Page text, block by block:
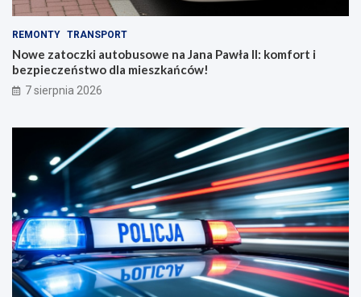
REMONTY TRANSPORT
Nowe zatoczki autobusowe na Jana Pawła II: komfort i
bezpieczeństwo dla mieszkańców!
7 sierpnia 2026